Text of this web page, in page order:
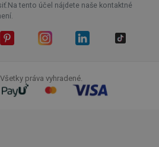
tento účel nájdete naše kontaktné
práva vyhradené.